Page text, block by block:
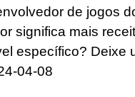
de jogos
significa mais
específico? Deixe
04-08